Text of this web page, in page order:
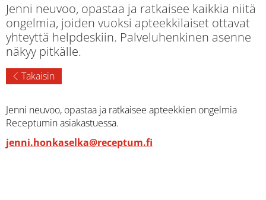
Jenni neuvoo, opastaa ja ratkaisee kaikkia niitä
ongelmia, joiden vuoksi apteekkilaiset ottavat
yhteyttä helpdeskiin. Palveluhenkinen asenne
näkyy pitkälle.
Takaisin
Jenni neuvoo, opastaa ja ratkaisee apteekkien ongelmia
Receptumin asiakastuessa.
jenni.honkaselka@receptum.fi